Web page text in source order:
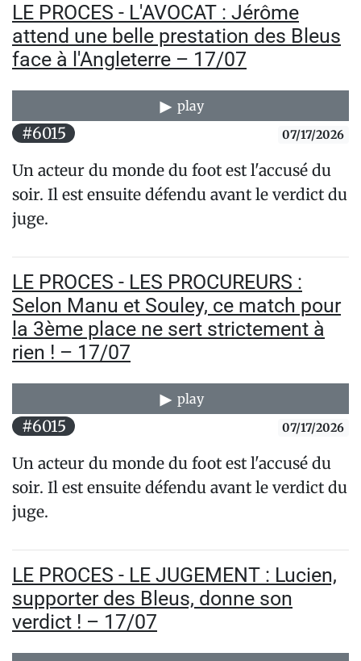
LE PROCES - L'AVOCAT : Jérôme
attend une belle prestation des Bleus
face à l'Angleterre – 17/07
play
#6015 07/17/2026
Un acteur du monde du foot est l'accusé du
soir. Il est ensuite défendu avant le verdict du
juge.
LE PROCES - LES PROCUREURS :
Selon Manu et Souley, ce match pour
la 3ème place ne sert strictement à
rien ! – 17/07
play
#6015 07/17/2026
Un acteur du monde du foot est l'accusé du
soir. Il est ensuite défendu avant le verdict du
juge.
LE PROCES - LE JUGEMENT : Lucien,
supporter des Bleus, donne son
verdict ! – 17/07